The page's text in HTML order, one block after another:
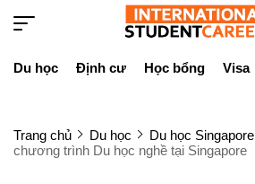
Du học Định cư Học bổng Visa
Trang chủ Du học Du học Singapore
chương trình Du học nghề tại Singapore